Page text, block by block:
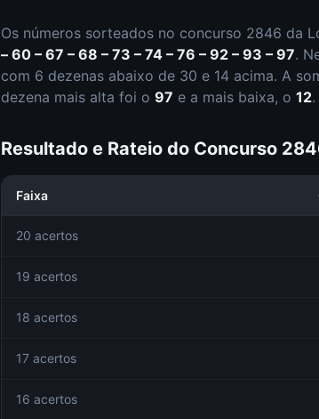
Os números sorteados no concurso 2846 da
– 60 – 67 – 68 – 73 – 74 – 76 – 92 – 93 – 97.
com 6 dezenas abaixo de 30 e 14 acima. A
dezena mais alta foi o 97 e a mais baixa, o 12.
Resultado e Rateio do Concurso
Faixa
20 acertos
19 acertos
18 acertos
17 acertos
16 acertos